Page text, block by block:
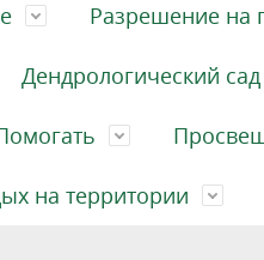
Разрешение на
Дендрологический сад
на территории